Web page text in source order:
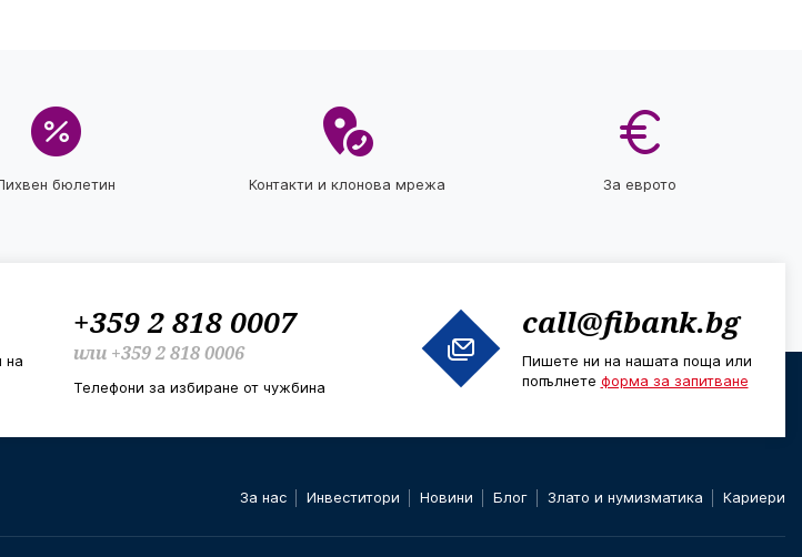
бюлетин Контакти и клонова мрежа За еврото
на
+359 2 818 0007
или +359 2 818 0006
Телефони за избиране от чужбина
call@fibank.bg
Пишете ни на нашата поща или
попълнете форма за запитване
За нас Инвеститори Новини Блог Злато и нумизматика Кариери